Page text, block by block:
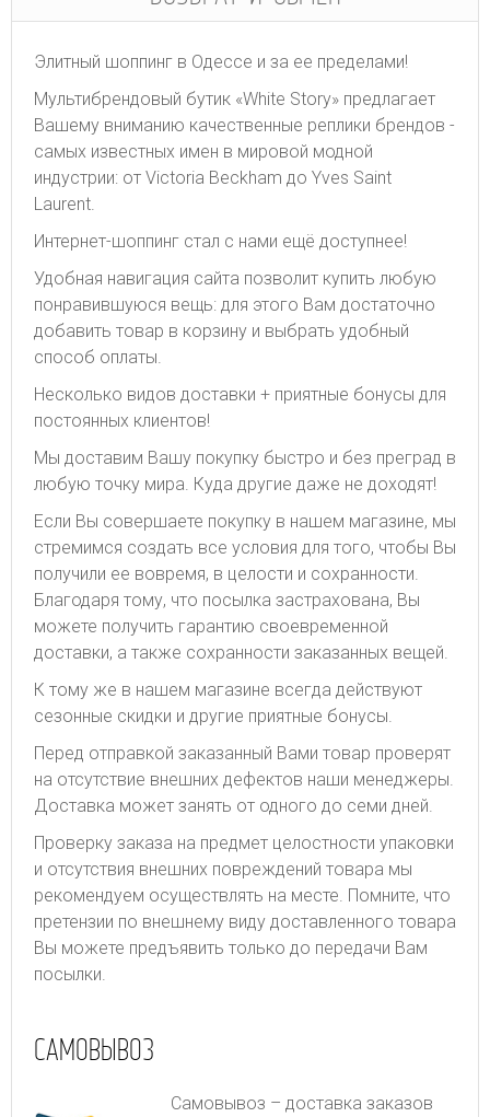
Элитный шоппинг в Одессе и за ее пределами!
Мультибрендовый бутик «White Story» предлагает
Вашему вниманию качественные реплики брендов -
самых известных имен в мировой модной
индустрии: от Victoria Beckham до Yves Saint
Laurent.
Интернет-шоппинг стал с нами ещё доступнее!
Удобная навигация сайта позволит купить любую
понравившуюся вещь: для этого Вам достаточно
добавить товар в корзину и выбрать удобный
способ оплаты.
Несколько видов доставки + приятные бонусы для
постоянных клиентов!
Мы доставим Вашу покупку быстро и без преград в
любую точку мира. Куда другие даже не доходят!
Если Вы совершаете покупку в нашем магазине, мы
стремимся создать все условия для того, чтобы Вы
получили ее вовремя, в целости и сохранности.
Благодаря тому, что посылка застрахована, Вы
можете получить гарантию своевременной
доставки, а также сохранности заказанных вещей.
К тому же в нашем магазине всегда действуют
сезонные скидки и другие приятные бонусы.
Перед отправкой заказанный Вами товар проверят
на отсутствие внешних дефектов наши менеджеры.
Доставка может занять от одного до семи дней.
Проверку заказа на предмет целостности упаковки
и отсутствия внешних повреждений товара мы
рекомендуем осуществлять на месте. Помните, что
претензии по внешнему виду доставленного товара
Вы можете предъявить только до передачи Вам
посылки.
САМОВЫВОЗ
Самовывоз – доставка заказов